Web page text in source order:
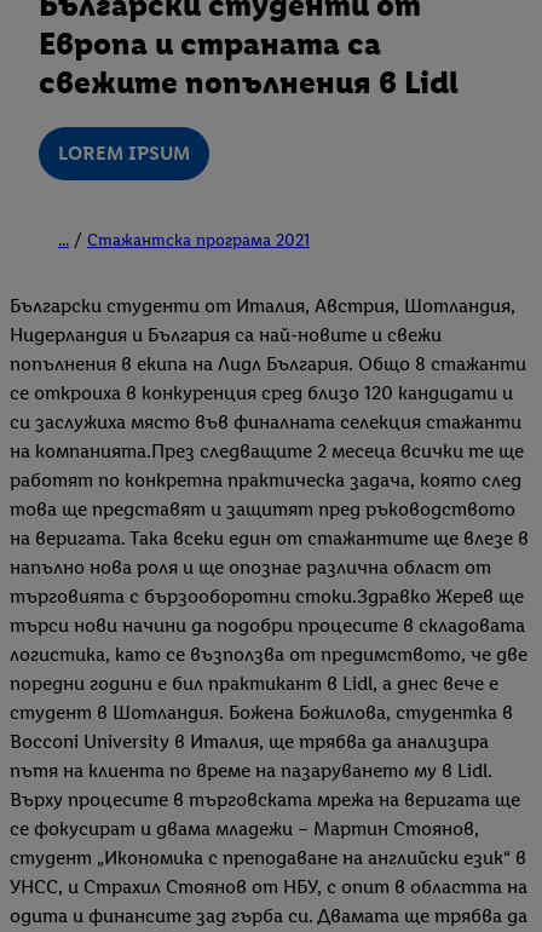
Европа и страната са
свежите попълнения в Lidl
LOREM IPSUM
... Стажантска програма 2021
Български студенти от Италия, Австрия, Шотландия,
Нидерландия и България са най-новите и свежи
попълнения в екипа на Лидл България. Общо 8 стажанти
се откроиха в конкуренция сред близо 120 кандидати и
си заслужиха място във финалната селекция стажанти
на компанията.През следващите 2 месеца всички те ще
работят по конкретна практическа задача, която след
това ще представят и защитят пред ръководството
на веригата. Така всеки един от стажантите ще влезе в
напълно нова роля и ще опознае различна област от
търговията с бързооборотни стоки.Здравко Жерев ще
търси нови начини да подобри процесите в складовата
логистика, като се възползва от предимството, че две
поредни години е бил практикант в Lidl, а днес вече е
студент в Шотландия. Божена Божилова, студентка в
Bocconi University в Италия, ще трябва да анализира
пътя на клиента по време на пазаруването му в Lidl.
Върху процесите в търговската мрежа на веригата ще
се фокусират и двама младежи – Мартин Стоянов,
студент „Икономика с преподаване на английски език“ в
УНСС, и Страхил Стоянов от НБУ, с опит в областта на
одита и финансите зад гърба си. Двамата ще трябва да